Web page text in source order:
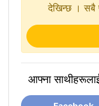
देखिन्छ । सबै
आफ्ना